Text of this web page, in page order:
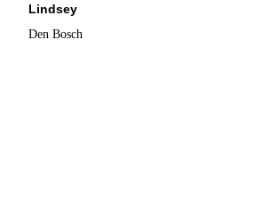
Lindsey
Den Bosch